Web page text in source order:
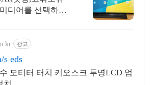
디어를 선택하여
광고
eds
모티터 터치 키오스크 투명LCD 업